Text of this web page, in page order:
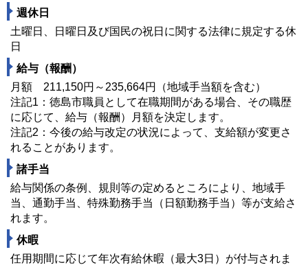
週休日
土曜日、日曜日及び国民の祝日に関する法律に規定する休
日
給与（報酬）
月額 211,150円～235,664円（地域手当額を含む）
注記1：徳島市職員として在職期間がある場合、その職歴
に応じて、給与（報酬）月額を決定します。
注記2：今後の給与改定の状況によって、支給額が変更さ
れることがあります。
諸手当
給与関係の条例、規則等の定めるところにより、地域手
当、通勤手当、特殊勤務手当（日額勤務手当）等が支給さ
れます。
休暇
任用期間に応じて年次有給休暇（最大3日）が付与されま